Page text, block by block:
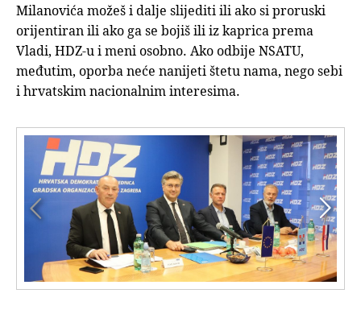
Milanovića možeš i dalje slijediti ili ako si proruski
orijentiran ili ako ga se bojiš ili iz kaprica prema
Vladi, HDZ-u i meni osobno. Ako odbije NSATU,
međutim, oporba neće nanijeti štetu nama, nego sebi
i hrvatskim nacionalnim interesima.

